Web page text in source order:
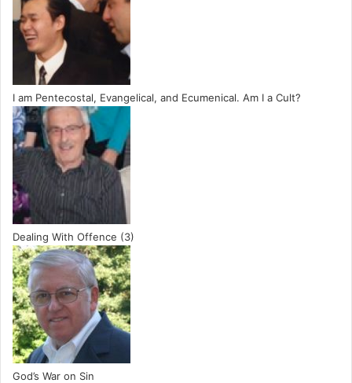
I am Pentecostal, Evangelical, and Ecumenical. Am I a Cult?
Dealing With Offence (3)
God’s War on Sin